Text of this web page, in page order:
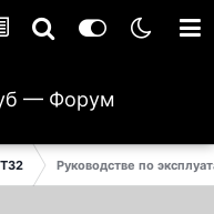
Руководстве по